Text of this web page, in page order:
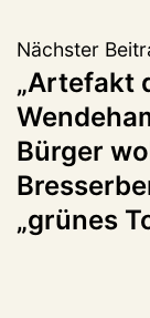
Nächster
„Artefakt
Bürger
„grünes